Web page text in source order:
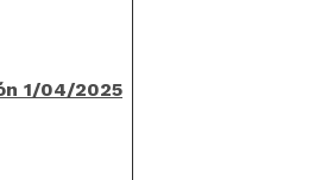
1/04/2025